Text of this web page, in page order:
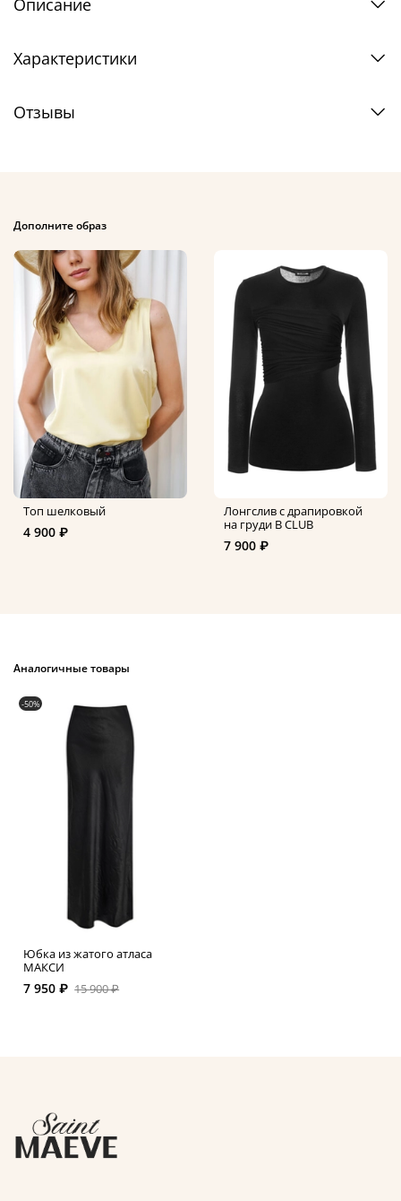
Характеристики
Отзывы
Дополните образ
Топ шелковый
4 900 ₽
Лонгслив с драпировкой
на груди B CLUB
7 900 ₽
Аналогичные товары
-50%
Юбка из жатого атласа
МАКСИ
7 950 ₽ 15 900 ₽